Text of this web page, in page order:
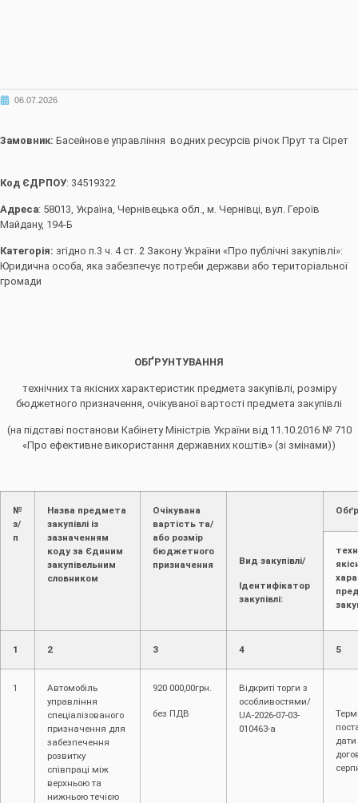
06.07.2026
Замовник: Басейнове управління водних ресурсів річок Прут та Сірет
Код ЄДРПОУ: 34519322
Адреса: 58013, Україна, Чернівецька обл., м. Чернівці, вул. Героїв
Майдану, 194-Б
Категорія: згідно п.3 ч. 4 ст. 2 Закону України «Про публічні закупівлі»:
Юридична особа, яка забезпечує потреби держави або територіальної
громади
ОБҐРУНТУВАННЯ
технічних та якісних характеристик предмета закупівлі, розміру
бюджетного призначення, очікуваної вартості предмета закупівлі
(на підставі постанови Кабінету Міністрів України від 11.10.2016 № 710
«Про ефективне використання державних коштів» (зі змінами))
№
з/
п
Назва предмета
закупівлі із
зазначенням
коду за Єдиним
закупівельним
словником
Очікувана
вартість та/
або розмір
бюджетного
призначення
Вид закупівлі/
Ідентифікатор
закупівлі:
1 2 3 4 5
1
Автомобіль
управління
спеціалізованого
призначення для
забезпечення
розвитку
співпраці між
верхньою та
нижньою течією
920 000,00грн.
без ПДВ
Відкриті торги з
особливостями/
UA-2026-07-03-
010463-a